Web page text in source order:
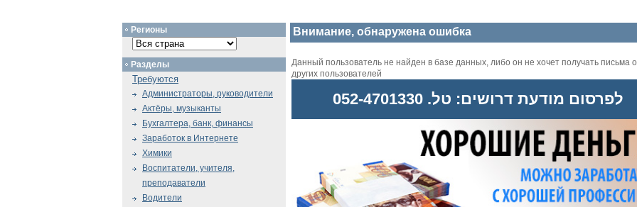
Внимание, обнаружена ошибка
Данный пользователь не найден в базе данных, либо он не хочет получать письма
других пользователей
לפרסום מודעת דרושים: טל. 052-4701330
Регионы
Разделы
Требуются
Администраторы, руководители
Актёры, музыканты
Бухгалтера, банк, финансы
Заработок в Интернете
Химики
Воспитатели, учителя,
преподаватели
Водители